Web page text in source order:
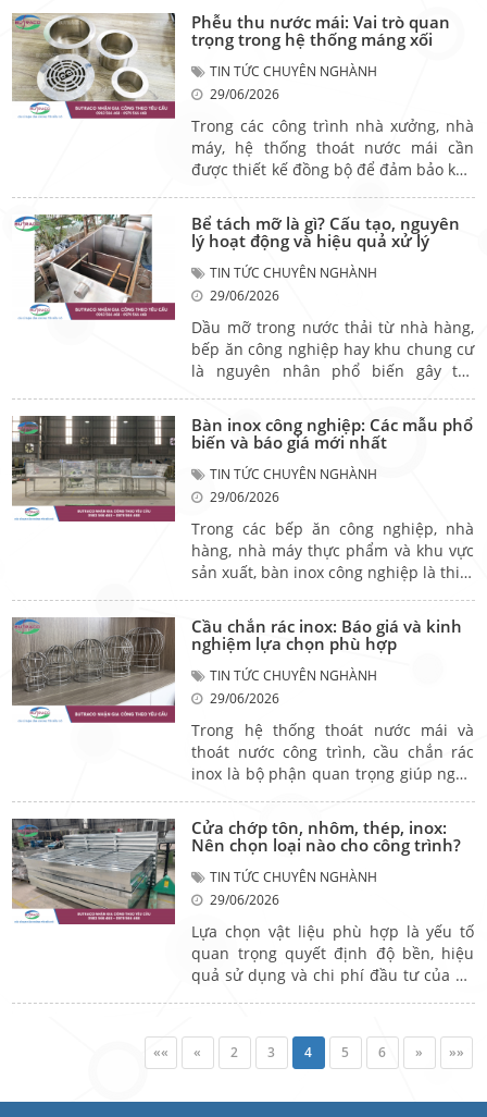
Mặc dù có kích thước không lớn,
nhưng bản mã đóng vai trò quan
trọng trong việc liên kết và gia cường
kết cấu. Vậy bản mã là gì, có những
loại nào và báo giá gia công phụ thuộc
vào những yếu tố nào? Hãy cùng tìm
hiểu trong bài viết dưới đây.
Phễu thu nước mái: Vai trò quan
trọng trong hệ thống máng xối
TIN TỨC CHUYÊN NGHÀNH
29/06/2026
Trong các công trình nhà xưởng, nhà
máy, hệ thống thoát nước mái cần
được thiết kế đồng bộ để đảm bảo khả
quả. Bên cạnh máng xối và đường ống
thoát nước, phễu thu nước mái cũng
là bộ phận quan trọng góp phần duy
trì khả năng thoát nước ổn định cho
toàn bộ hệ thống. Vậy phễu thu nước
có chức năng gì, cách lựa chọn ra sao
và những yếu tố nào quyết định chất
lượng sản phẩm? Hãy cùng tìm hiểu
trong bài viết dưới đây.
Bể tách mỡ là gì? Cấu tạo, nguyên
lý hoạt động và hiệu quả xử lý
TIN TỨC CHUYÊN NGHÀNH
29/06/2026
Dầu mỡ trong nước thải từ nhà hàng,
bếp ăn công nghiệp hay khu chung cư
là nguyên nhân phổ biến gây tắc
quả xử lý nước thải. Vì vậy, bể tách mỡ
ngày càng được lắp đặt rộng rãi nhằm
tách dầu mỡ trước khi nước thải đi
vào hệ thống thoát nước. Vậy bể tách
mỡ là gì, cấu tạo ra sao và hiệu quả xử
lý của bể tách dầu mỡ như thế nào?
Hãy cùng tìm hiểu trong bài viết dưới
đây.
Bàn inox công nghiệp: Các mẫu phổ
biến và báo giá mới nhất
TIN TỨC CHUYÊN NGHÀNH
29/06/2026
Trong các bếp ăn công nghiệp, nhà
hàng, nhà máy thực phẩm và khu vực
sản xuất, bàn inox công nghiệp là thiết
khả năng chống gỉ sét và dễ vệ sinh.
Với nhiều kiểu dáng và kích thước
khác nhau, sản phẩm đáp ứng đa
dạng nhu cầu sử dụng trong thực tế.
Vậy có những loại bàn inox nào phổ
biến và bàn inox giá bao nhiêu? Hãy
cùng tìm hiểu trong bài viết dưới đây.
Cầu chắn rác inox: Báo giá và kinh
nghiệm lựa chọn phù hợp
TIN TỨC CHUYÊN NGHÀNH
29/06/2026
Trong hệ thống thoát nước mái và
thoát nước công trình, cầu chắn rác
inox là bộ phận quan trọng giúp ngăn
nhập vào đường ống, hạn chế nguy cơ
tắc nghẽn. Việc lựa chọn đúng sản
phẩm không chỉ giúp hệ thống vận
hành ổn định mà còn giảm chi phí bảo
trì trong quá trình sử dụng. Vậy cầu
chắn rác inox có vai trò gì và cần lưu ý
những gì khi lựa chọn? Hãy cùng tìm
hiểu trong bài viết dưới đây.
Cửa chớp tôn, nhôm, thép, inox:
Nên chọn loại nào cho công trình?
TIN TỨC CHUYÊN NGHÀNH
29/06/2026
Lựa chọn vật liệu phù hợp là yếu tố
quan trọng quyết định độ bền, hiệu
quả sử dụng và chi phí đầu tư của hệ
cửa chớp thép và cửa chớp inox là
những dòng sản phẩm được sử dụng
Bài viết dưới đây sẽ giúp bạn so sánh
«« « 2 3 4 5 6 » »»